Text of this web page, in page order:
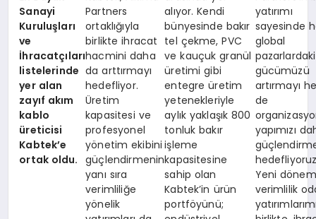
Sanayi
Kuruluşları
ve
İhracatçıları
listelerinde
yer alan
zayıf akım
kablo
üreticisi
Kabtek’e
ortak oldu.
Partners
ortaklığıyla
birlikte ihracat
hacmini daha
da arttırmayı
hedefliyor.
Üretim
kapasitesi ve
profesyonel
yönetim ekibini
güçlendirmenin
yanı sıra
verimliliğe
yönelik
alıyor. Kendi
bünyesinde bakır
tel çekme, PVC
ve kauçuk granül
üretimi gibi
entegre üretim
yetenekleriyle
aylık yaklaşık 800
tonluk bakır
işleme
kapasitesine
sahip olan
Kabtek’in ürün
portföyünü;
yatırımı
sayesinde
global
pazarlardaki
gücümüzü
artırmayı
de
yapımızı
Yeni
verimlilik